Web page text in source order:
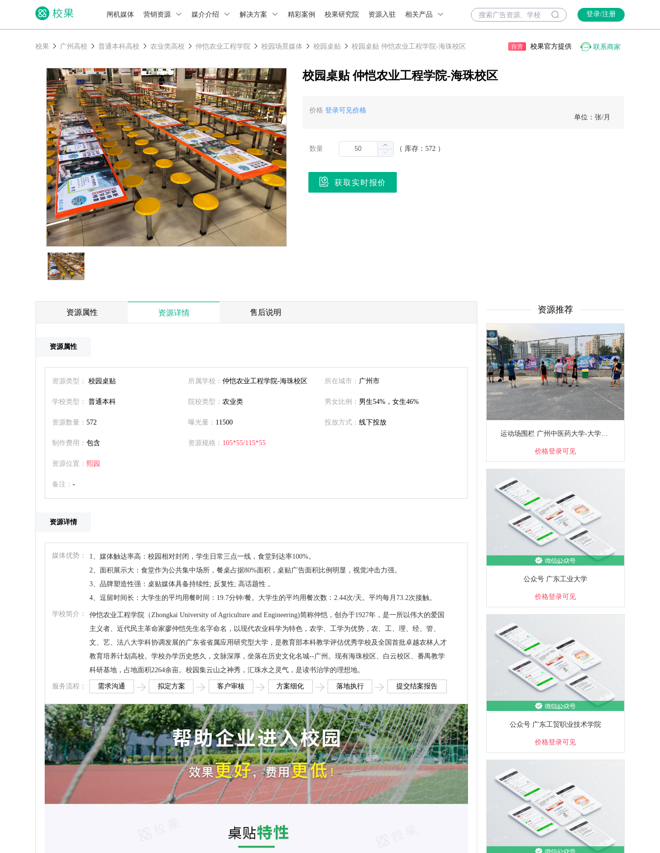
闸机媒体 营销资源 媒介介绍 解决方案 精彩案例 校果研究院 资源入驻 相关产品 登录/注册
校果 广州高校 普通本科高校 农业类高校 仲恺农业工程学院 校园场景媒体 校园桌贴 校园桌贴 仲恺农业工程学院-海珠校区 自营 校果官方提供 联系商家
校园桌贴 仲恺农业工程学院-海珠校区
价格 登录可见价格
单位：张/月
数量 （ 库存：572 ）
获取实时报价
资源属性 资源详情 售后说明
资源属性
资源类型： 校园桌贴 所属学校：仲恺农业工程学院-海珠校区 所在城市： 广州市
学校类型： 普通本科 院校类型：农业类 男女比例： 男生54%，女生46%
资源数量： 572 曝光量： 11500 投放方式： 线下投放
制作费用： 包含 资源规格： 105*55/115*55
资源位置： 熙园
备注： -
资源详情
媒体优势：
1、媒体触达率高：校园相对封闭，学生日常三点一线，食堂到达率100%。
2、面积展示大：食堂作为公共集中场所，餐桌占据80%面积，桌贴广告面积比例明显，视觉冲击力强。
3、品牌塑造性强：桌贴媒体具备持续性; 反复性; 高话题性 。
4、逗留时间长：大学生的平均用餐时间：19.7分钟/餐。大学生的平均用餐次数：2.44次/天。平均每月73.2次接触。
学校简介：
仲恺农业工程学院（Zhongkai University of Agriculture and Engineering)简称仲恺，创办于1927年，是一所以伟大的爱国
主义者、近代民主革命家廖仲恺先生名字命名，以现代农业科学为特色，农学、工学为优势，农、工、理、经、管、
文、艺、法八大学科协调发展的广东省省属应用研究型大学，是教育部本科教学评估优秀学校及全国首批卓越农林人才
教育培养计划高校。学校办学历史悠久，文脉深厚，坐落在历史文化名城--广州。现有海珠校区、白云校区、番禺教学
科研基地，占地面积2264余亩。校园集云山之神秀，汇珠水之灵气，是读书治学的理想地。
服务流程： 需求沟通 拟定方案 客户审核 方案细化 落地执行 提交结案报告
资源推荐
价格登录可见
公众号 广东工业大学
价格登录可见
公众号 广东工贸职业技术学院
价格登录可见